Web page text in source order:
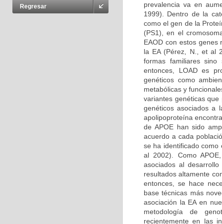
Regresar
prevalencia va en
1999). Dentro de la
como el gen de la
(PS1), en el
EAOD con estos
la EA (Pérez, N., et al
formas familiares sino
entonces, LOAD es
genéticos como
metabólicas y
variantes genéticas
genéticos asociados a
apolipoproteína
de APOE han sido
acuerdo a cada
se ha identificado como
al 2002). Como
asociados al
resultados altamente
entonces, se hace
base técnicas más
asociación la EA en
metodología de
recientemente en las